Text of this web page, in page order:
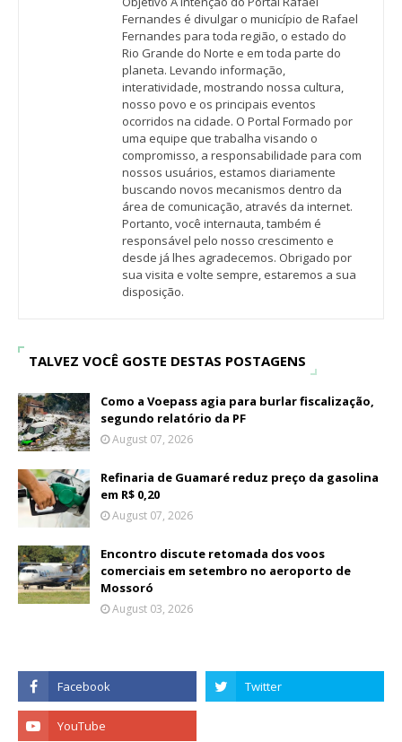
Fernandes é divulgar o município de Rafael
Fernandes para toda região, o estado do
Rio Grande do Norte e em toda parte do
planeta. Levando informação,
interatividade, mostrando nossa cultura,
nosso povo e os principais eventos
ocorridos na cidade. O Portal Formado por
uma equipe que trabalha visando o
compromisso, a responsabilidade para com
nossos usuários, estamos diariamente
buscando novos mecanismos dentro da
área de comunicação, através da internet.
Portanto, você internauta, também é
responsável pelo nosso crescimento e
desde já lhes agradecemos. Obrigado por
sua visita e volte sempre, estaremos a sua
disposição.
TALVEZ VOCÊ GOSTE DESTAS POSTAGENS
Como a Voepass agia para burlar fiscalização,
segundo relatório da PF
August 07, 2026
Refinaria de Guamaré reduz preço da gasolina
em R$ 0,20
August 07, 2026
Encontro discute retomada dos voos
comerciais em setembro no aeroporto de
Mossoró
August 03, 2026